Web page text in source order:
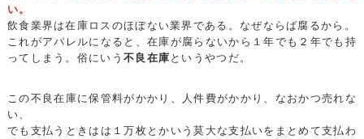
い。
飲食業界は在庫ロスのほぼない業界である。なぜならば腐るから。
これがアパレルになると、在庫が腐らないから１年でも２年でも持
ってしまう。俗にいう 不良在庫 というやつだ。
この不良在庫に保管料がかかり、人件費がかかり、なおかつ売れな
い、
でも支払うときはは１万枚とかいう莫大な支払いをまとめて支払わ